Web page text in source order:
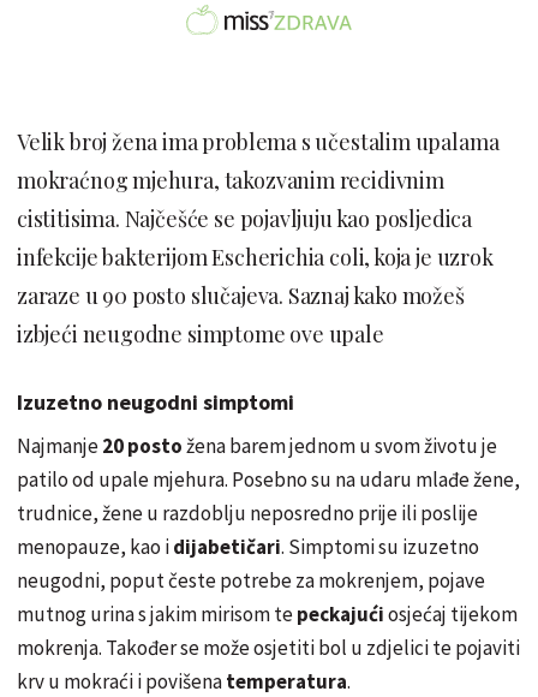
Velik broj žena ima problema s učestalim upalama
mokraćnog mjehura, takozvanim recidivnim
cistitisima. Najčešće se pojavljuju kao posljedica
infekcije bakterijom Escherichia coli, koja je uzrok
zaraze u 90 posto slučajeva. Saznaj kako možeš
izbjeći neugodne simptome ove upale
Izuzetno neugodni simptomi
Najmanje20 postožena barem jednom u svom životu je
patilo od upale mjehura. Posebno su na udaru mlađe žene,
trudnice, žene u razdoblju neposredno prije ili poslije
menopauze, kao idijabetičari. Simptomi su izuzetno
neugodni, poput česte potrebe za mokrenjem, pojave
mutnog urina s jakim mirisom tepeckajućiosjećaj tijekom
mokrenja. Također se može osjetiti bol u zdjelici te pojaviti
krv u mokraći i povišenatemperatura.